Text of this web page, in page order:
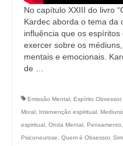
No capítulo XXIII do livro
Kardec aborda o tema da
influência que os
exercer sobre os
mentais e emocionais.
de …
Emissão Mental Espírito Obsessor,
Moral
Intervenção espiritual
espiritual Onda Mental Pensamento
Psiconeurose
Quem é Obsessor,